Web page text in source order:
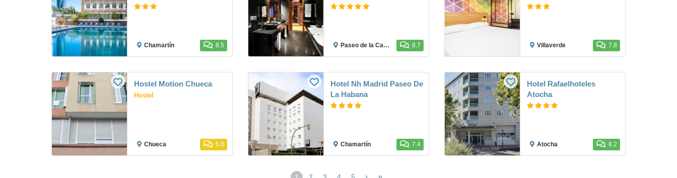
Chamartín 8.5 Paseo de la Castellana 8.7 Villaverde 7.8
Hostel Motion Chueca
Hostel
Chueca 5.0
Hotel Nh Madrid Paseo De
La Habana
Chamartín 7.4
Hotel Rafaelhoteles
Atocha
Atocha 8.2